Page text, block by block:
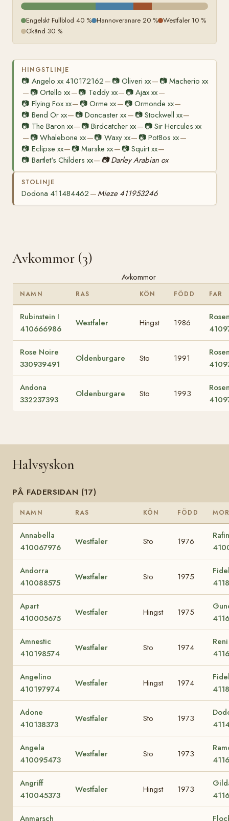
Engelskt Fullblod 40 % Hannoveranare 20 % Westfaler 10 %
Okänd 30 %
HINGSTLINJE
📷 Angelo xx 410172162— 📷Oliveri xx— 📷 Macherio xx
— 📷Ortello xx—📷 Teddy xx— 📷Ajax xx—
📷 Flying Fox xx— 📷Orme xx— 📷 Ormonde xx—
📷 Bend Or xx— 📷Doncaster xx— 📷 Stockwell xx—
📷 The Baron xx— 📷Birdcatcher xx— 📷 Sir Hercules xx
— 📷Whalebone xx—📷 Waxy xx— 📷Pot8os xx—
📷 Eclipse xx— 📷Marske xx— 📷 Squirt xx—
📷 Bartlet's Childers xx— 📷 Darley Arabian ox
STOLINJE
Dodona 411484462 —Mieze 411953246
Avkommor (3)
Avkommor
NAMN RAS KÖN FÖDD FAR
Rubinstein I
410666986
Westfaler Hingst 1986
Rose Noire
330939491
Oldenburgare Sto 1991
Andona
332237393
Oldenburgare Sto 1993
Halvsyskon
PÅ FADERSIDAN (17)
NAMN RAS KÖN FÖDD
Annabella
410067976
Westfaler Sto 1976
Andorra
410088575
Westfaler Sto 1975
Apart
410005675
Westfaler Hingst 1975
Amnestic
410198574
Westfaler Sto 1974
Reni
Angelino
410197974
Westfaler Hingst 1974
Adone
410138373
Westfaler Sto 1973
Angela
410095473
Westfaler Sto 1973
Angriff
410045373
Westfaler Hingst 1973
Anmarsch